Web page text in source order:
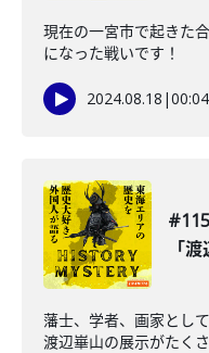
現在の一宮市で起きた
になった戦いです！
2024.08.18 |
「
藩士、学者、画家とし
渡辺崋山の展示がたく